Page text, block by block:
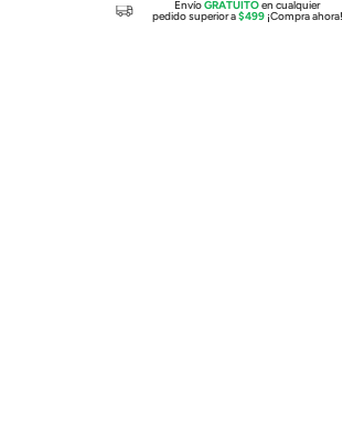
EnvíoGRATUITOen cualquier
pedido superior a$499¡Compra ahora!